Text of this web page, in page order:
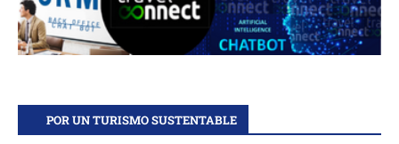
POR UN TURISMO SUSTENTABLE